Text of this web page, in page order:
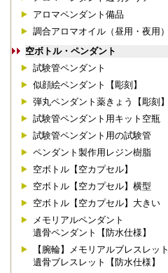
アロマペンダント備品
調合アロマオイル（昼用・夜用）
空ボトル・ペンダント
試験管ペンダント
似顔絵ペンダント【彫刻】
弾丸ペンダント薬きょう【彫刻】
試験管ペンダント用キット空瓶
試験管ペンダント用の試験管
ペンダント製作用レジン樹脂
空ボトル【空カプセル】
空ボトル【空カプセル】横型
空ボトル【空カプセル】大きい
メモリアルペンダント
遺骨ペンダント【防水仕様】
【腕輪】メモリアルブレスレット
遺骨ブレスレット【防水仕様】